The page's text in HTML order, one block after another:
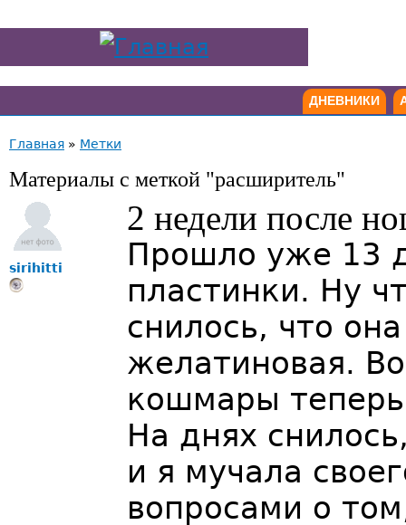
ДНЕВНИКИ
Главная » Метки
Материалы с меткой "расширитель"
sirihitti
2 недели после
Прошло уже 13
пластинки. Ну
снилось, что
желатиновая.
кошмары
На днях
и я мучала
вопросами о